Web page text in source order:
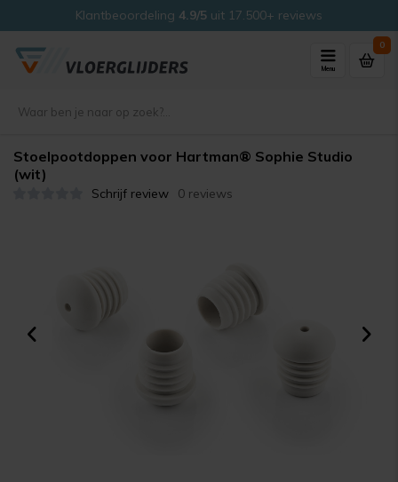
Klantbeoordeling 4.9/5 uit 17.500+ reviews
Menu
0
Stoelpootdoppen voor Hartman® Sophie Studio
(wit)
Schrijf review 0 reviews